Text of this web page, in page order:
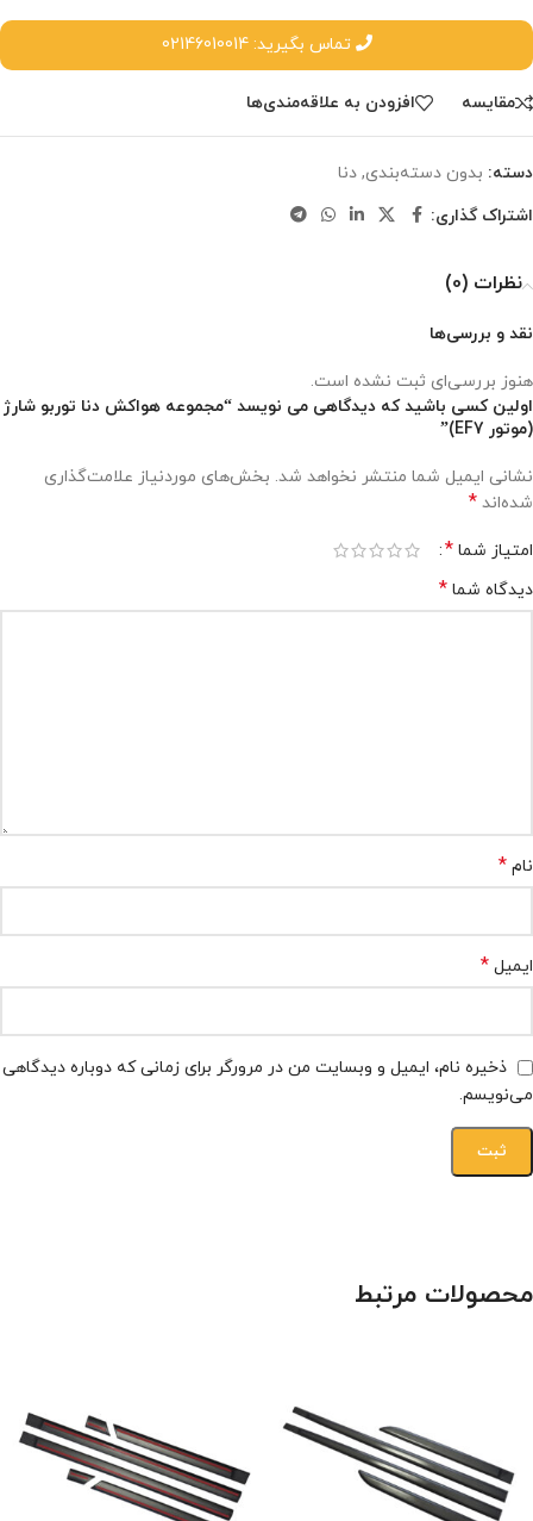
تماس بگیرید: 02146010014
مقایسه افزودن به علاقه‌مندی‌ها
دسته: بدون دسته‌بندی, دنا
اشتراک گذاری:
نظرات (0)
نقد و بررسی‌ها
هنوز بررسی‌ای ثبت نشده است.
اولین کسی باشید که دیدگاهی می نویسد “مجموعه هواکش دنا توربو شارژ
(موتور EF7)”
نشانی ایمیل شما منتشر نخواهد شد. بخش‌های موردنیاز علامت‌گذاری
شده‌اند *
امتیاز شما *
دیدگاه شما *
نام *
ایمیل *
ذخیره نام، ایمیل و وبسایت من در مرورگر برای زمانی که دوباره دیدگاهی
می‌نویسم.
محصولات مرتبط